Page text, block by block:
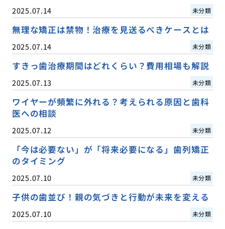
2025.07.14 未分類
無理な矯正は禁物！治療を見送るべきケースとは
2025.07.14 未分類
すきっ歯治療期間はどれくらい？費用相場も解説
2025.07.13 未分類
ワイヤーが頻繁に外れる？考えられる原因と歯科
医への相談
2025.07.12 未分類
「今は必要ない」が「将来必要になる」歯列矯正
のタイミング
2025.07.10 未分類
子供の歯並び！親の気づきと行動が未来を変える
2025.07.10 未分類